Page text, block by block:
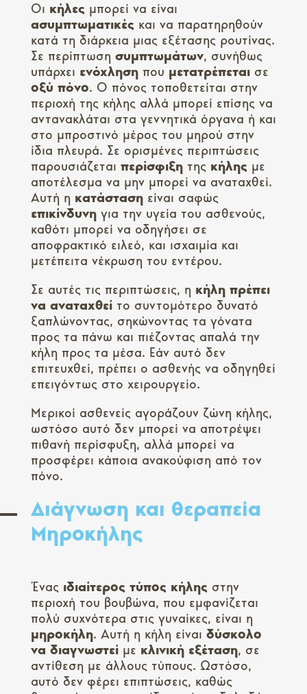
Οι κήλες μπορεί να είναι
ασυμπτωματικές και να παρατηρηθούν
κατά τη διάρκεια μιας εξέτασης ρουτίνας.
Σε περίπτωση συμπτωμάτων, συνήθως
υπάρχει ενόχλησηπου μετατρέπεταισε
οξύ πόνο. Ο πόνος τοποθετείται στην
περιοχή της κήλης αλλά μπορεί επίσης να
αντανακλάται στα γεννητικά όργανα ή και
στο μπροστινό μέρος του μηρού στην
ίδια πλευρά. Σε ορισμένες περιπτώσεις
παρουσιάζεται περίσφιξητης κήλης με
αποτέλεσμα να μην μπορεί να αναταχθεί.
Αυτή η κατάστασηείναι σαφώς
επικίνδυνηγια την υγεία του ασθενούς,
καθότι μπορεί να οδηγήσει σε
αποφρακτικό ειλεό, και ισχαιμία και
μετέπειτα νέκρωση του εντέρου.
Σε αυτές τις περιπτώσεις, η κήλη πρέπει
να αναταχθείτο συντομότερο δυνατό
ξαπλώνοντας, σηκώνοντας τα γόνατα
προς τα πάνω και πιέζοντας απαλά την
κήλη προς τα μέσα. Εάν αυτό δεν
επιτευχθεί, πρέπει ο ασθενής να οδηγηθεί
επειγόντως στο χειρουργείο.
Μερικοί ασθενείς αγοράζουν ζώνη κήλης,
ωστόσο αυτό δεν μπορεί να αποτρέψει
πιθανή περίσφυξη, αλλά μπορεί να
προσφέρει κάποια ανακούφιση από τον
πόνο.
Διάγνωση και θεραπεία
Μηροκήλης
Ένας ιδιαίτερος τύπος κήλης στην
περιοχή του βουβώνα, που εμφανίζεται
πολύ συχνότερα στις γυναίκες, είναι η
μηροκήλη. Αυτή η κήλη είναι δύσκολο
να διαγνωστείμε κλινική εξέταση, σε
αντίθεση με άλλους τύπους. Ωστόσο,
αυτό δεν φέρει επιπτώσεις, καθώς